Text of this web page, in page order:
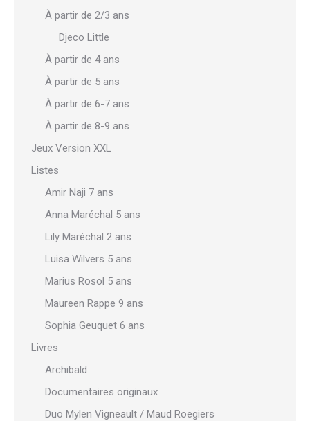
À partir de 2/3 ans
Djeco Little
À partir de 4 ans
À partir de 5 ans
À partir de 6-7 ans
À partir de 8-9 ans
Jeux Version XXL
Listes
Amir Naji 7 ans
Anna Maréchal 5 ans
Lily Maréchal 2 ans
Luisa Wilvers 5 ans
Marius Rosol 5 ans
Maureen Rappe 9 ans
Sophia Geuquet 6 ans
Livres
Archibald
Documentaires originaux
Duo Mylen Vigneault / Maud Roegiers